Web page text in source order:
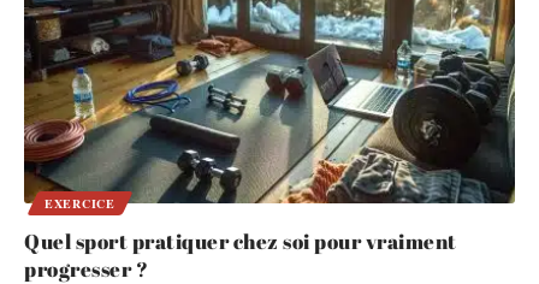
EXERCICE
Quel sport pratiquer chez soi pour vraiment
progresser ?